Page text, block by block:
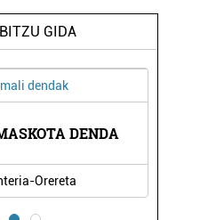
GIDA
dendak
DENDA
Orereta